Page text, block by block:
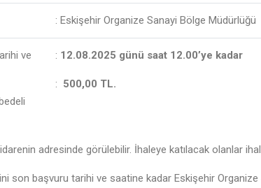
: Eskişehir Organize Sanayi Bölge Müdürlüğü
ve
: 12.08.2025 günü saat 12.00’ye kadar
: 500,00 TL.
adresinde görülebilir. İhaleye katılacak olanlar
son başvuru tarihi ve saatine kadar Eskişehir